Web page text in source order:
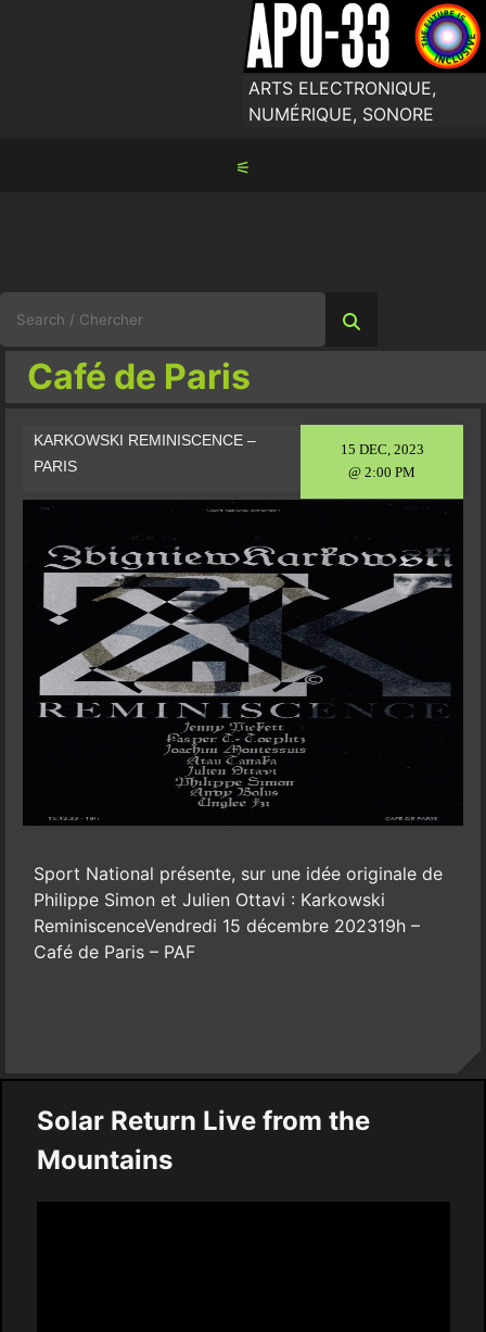
ARTS ELECTRONIQUE,
NUMÉRIQUE, SONORE
⚟
for:
Café de Paris
15 DEC, 2023
@ 2:00 PM
KARKOWSKI REMINISCENCE –
PARIS
Sport National présente, sur une idée originale de
Philippe Simon et Julien Ottavi : Karkowski
ReminiscenceVendredi 15 décembre 202319h –
Café de Paris – PAF
Solar Return Live from the
Mountains